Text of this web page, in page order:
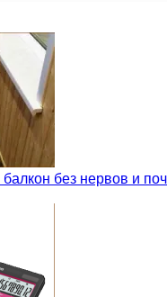
балкон без нервов и